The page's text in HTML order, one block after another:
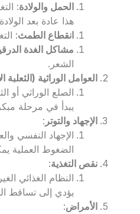
الحمل والولادة:
هذا عادة بعد
انقطاع الطمث:
مشاكل الغدة
الشعر.
العوامل الوراثية (الثعلبة
الصلع الوراثي أو
يبدأ في مرحلة
الإجهاد والتوتر :
الإجهاد النفسي
الضغوط العملية
نقص التغذية:
النظام الغذائي
يؤدي إلى تساقط
الأمراض: